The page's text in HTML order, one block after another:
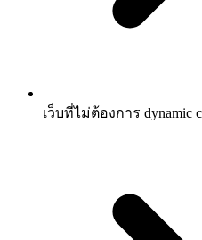
เว็บที่ไม่ต้องการ dynamic